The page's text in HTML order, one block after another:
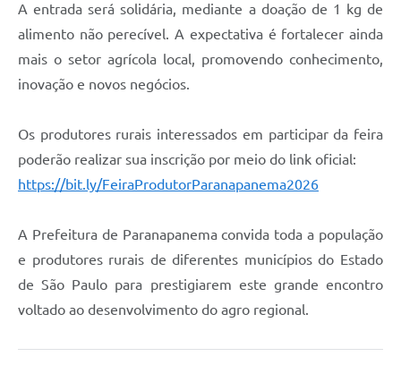
A entrada será solidária, mediante a doação de 1 kg de
alimento não perecível. A expectativa é fortalecer ainda
mais o setor agrícola local, promovendo conhecimento,
inovação e novos negócios.
Os produtores rurais interessados em participar da feira
poderão realizar sua inscrição por meio do link oficial:
https://bit.ly/FeiraProdutorParanapanema2026
A Prefeitura de Paranapanema convida toda a população
e produtores rurais de diferentes municípios do Estado
de São Paulo para prestigiarem este grande encontro
voltado ao desenvolvimento do agro regional.